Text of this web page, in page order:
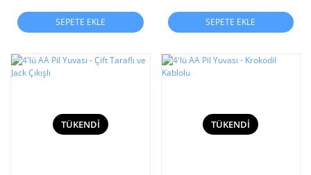
SEPETE EKLE SEPETE EKLE
TÜKENDİ TÜKENDİ